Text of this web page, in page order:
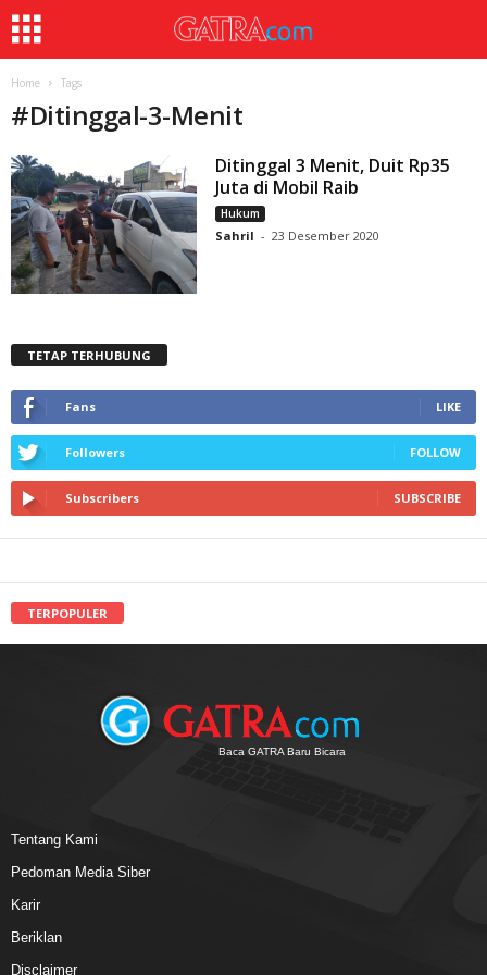
Home Tags
#Ditinggal-3-Menit
Ditinggal 3 Menit, Duit Rp35
Juta di Mobil Raib
Hukum
Sahril - 23 Desember 2020
TETAP TERHUBUNG
Fans LIKE
Followers FOLLOW
Subscribers SUBSCRIBE
TERPOPULER
Baca GATRA Baru Bicara
Tentang Kami
Pedoman Media Siber
Karir
Beriklan
Disclaimer